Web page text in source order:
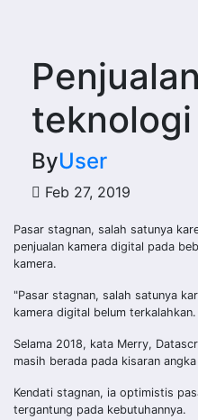
teknologi
ByUser
Feb 27, 2019
Pasar stagnan, salah satunya
penjualan kamera digital pada
kamera.
"Pasar stagnan, salah satunya
kamera digital belum
Selama 2018, kata Merry,
masih berada pada kisaran
Kendati stagnan, ia optimistis
tergantung pada kebutuhannya.